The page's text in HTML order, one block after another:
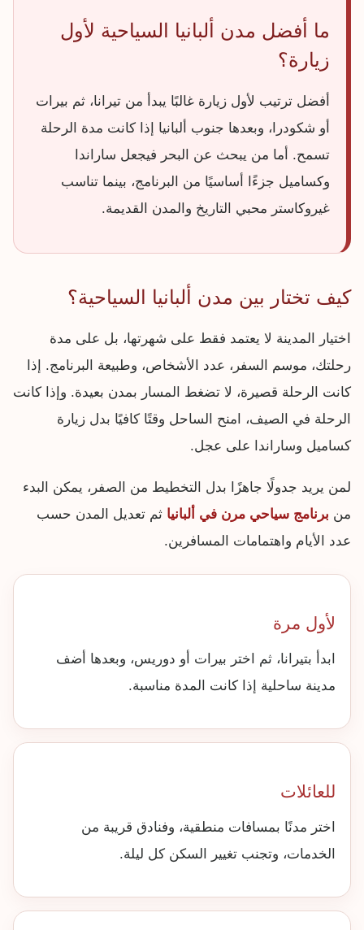
ما أفضل مدن ألبانيا السياحية لأول
زيارة؟
أفضل ترتيب لأول زيارة غالبًا يبدأ من تيرانا، ثم بيرات
أو شكودرا، وبعدها جنوب ألبانيا إذا كانت مدة الرحلة
تسمح. أما من يبحث عن البحر فيجعل ساراندا
وكساميل جزءًا أساسيًا من البرنامج، بينما تناسب
غيروكاستر محبي التاريخ والمدن القديمة.
كيف تختار بين مدن ألبانيا السياحية؟
اختيار المدينة لا يعتمد فقط على شهرتها، بل على مدة
رحلتك، موسم السفر، عدد الأشخاص، وطبيعة البرنامج. إذا
كانت الرحلة قصيرة، لا تضغط المسار بمدن بعيدة. وإذا كانت
الرحلة في الصيف، امنح الساحل وقتًا كافيًا بدل زيارة
كساميل وساراندا على عجل.
لمن يريد جدولًا جاهزًا بدل التخطيط من الصفر، يمكن البدء
من برنامج سياحي مرن في ألبانيا ثم تعديل المدن حسب
عدد الأيام واهتمامات المسافرين.
لأول مرة
ابدأ بتيرانا، ثم اختر بيرات أو دوريس، وبعدها أضف
مدينة ساحلية إذا كانت المدة مناسبة.
للعائلات
اختر مدنًا بمسافات منطقية، وفنادق قريبة من
الخدمات، وتجنب تغيير السكن كل ليلة.